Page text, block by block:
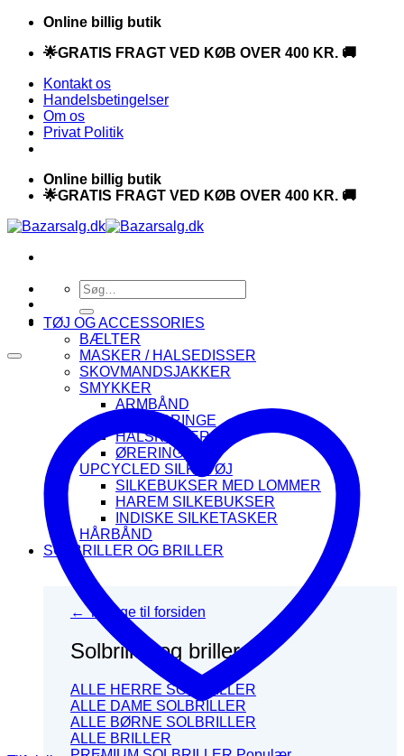
Fortsæt
indhold
Online billig butik
🌟GRATIS FRAGT VED KØB OVER 400 KR. 🚚
Kontakt os
Handelsbetingelser
Om os
Privat Politik
Online billig butik
🌟GRATIS FRAGT VED KØB OVER 400 KR. 🚚
Søg
efter:
TØJ OG ACCESSORIES
BÆLTER
MASKER / HALSEDISSER
SKOVMANDSJAKKER
SMYKKER
ARMBÅND
FINGERRINGE
HALSKÆDER
ØRERINGE
UPCYCLED SILKETØJ
SILKEBUKSER MED LOMMER
HAREM SILKEBUKSER
INDISKE SILKETASKER
HÅRBÅND
SOLBRILLER OG BRILLER
← Tilbage til forsiden
Solbriller og briller
ALLE HERRE SOLBRILLER
ALLE DAME SOLBRILLER
ALLE BØRNE SOLBRILLER
ALLE BRILLER